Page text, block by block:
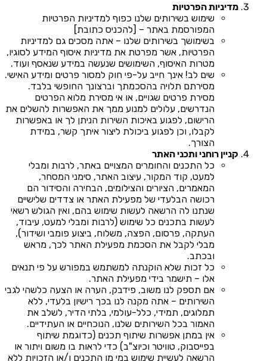
מדיניות הפרטיות
שימוש בשירותים שלנו כפוף למדיניות הפרטיות
המפורסמת באתר – [להכניס כתובת]
בשימושך בשירותים שלנו – אתה מסכים גם למדיניות
הפרטיות, אשר מפרטת את מדיניות איסוף המידע לסוגיו,
מטרות האיסוף, השימושים שנעשה במידע שנאסף ועוד.
שים לב! אינך חייב על-פי חוק למסור פרטים ומידע האישי.
מסירתם תלויה בהסכמתך וברצונך החופשי בלבד.
מסירת פרטים שגויים, או אי מסירת מלוא הפרטים
הנדרשים, עלולים למנוע ממך את האפשרות להשלים את
הרישום, לפגוע באיכות השירות הניתן לך או באפשרות
לקבלו, וכן לפגוע ביכולת ליצור איתך קשר, במידת
הצורך.
קניין רוחני ותכני האתר
כל התכנים והחומרים המצויים באתר, לרבות ומבלי
למעט, קוד המקור, עיצוב האתר, סימני המסחר,
המאמרים, הציורים והצילומים, הבחירה והסידור הם
רכושה הבלעדי של מפעילת האתר או צדדים שלישיים
שנתנו לה הרשאה לעשות שימוש בהם, ואין הגולש רשאי
לעשות בתכנים כל שימוש (לרבות ומבלי למעט, עיבוד,
העתקה, פרסום, הפצה, משלוח, ביצוע פומבי ושידור),
מבלי לקבל את הסכמת מפעילת האתר לכך, מראש
ובכתב.
כל זכות שלא הוקנתה למשתמש במפורש על פי תנאים
אלו – תישמר בידי מפעילת האתר.
אם תספק לנו משוב, פידבק, הערה או הצעה כלשהי לגבי
השירותים – אתה מקנה לנו בכך רישיון בלעדי, ללא
תמלוגים, תמידי, כלל-עולמי, בלתי הדיר, לשלב את
האמור בכל השירותים שלנו, הנוכחיים או העתידיים.
אין במתן אפשרות שיתוף תכנים (כדוגמת שיתוף
בפייסבוק, טוויטר וכיוצ"ב) כדי לראות בו משום ויתור או
הרשאה לעשיית שימוש במי מן התכנים ו/או הזכויות ללא